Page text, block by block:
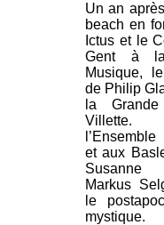
Un an
beach en
Ictus et le
Gent à
Musique,
de Philip
la
Villette.
et aux
Markus
le
mystique.